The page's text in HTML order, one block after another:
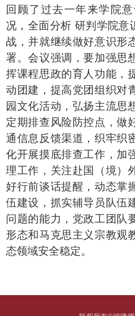
回顾了过去一年来学院
况，全面分析 研判学院意
战，并就继续做好意识形
署。会议强调 ，要加强思
挥课程思政的育人功能，
动团建，提高党团组织对
园文化活动，弘扬主流思
定期排查风险防控点，做
通信息反馈渠道，织牢织
化开展摸底排查工作， 加
理工作，关注赴国（境）
好行前谈话提醒，动态掌
伍建设，抓实辅导员队伍
问题的能力，党政工团队
形态和马克思主义宗教观
态领域安全稳定。